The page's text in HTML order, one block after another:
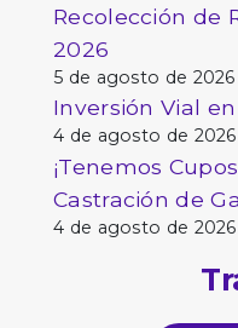
Recolección de
2026
5 de agosto de 2026
Inversión Vial
4 de agosto de 2026
¡Tenemos
Castración de
4 de agosto de 2026